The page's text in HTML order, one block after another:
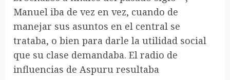
Manuel iba de vez en vez, cuando de
manejar sus asuntos en el central se
trataba, o bien para darle la utilidad social
que su clase demandaba. El radio de
influencias de Aspuru resultaba